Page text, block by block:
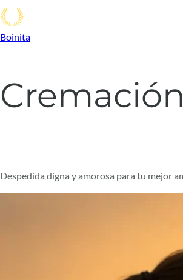
Boinita
Despedida digna y amorosa para tu mejor